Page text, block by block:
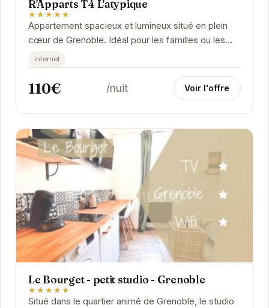
R'Apparts T4 L'atypique
★★★★★
Appartement spacieux et lumineux situé en plein
cœur de Grenoble. Idéal pour les familles ou les
groupes d'amis, il offre un cadre de vie...
internet
110€ /nuit Voir l'offre
Le Bourget - petit studio - Grenoble
★★★★★
Situé dans le quartier animé de Grenoble, le studio